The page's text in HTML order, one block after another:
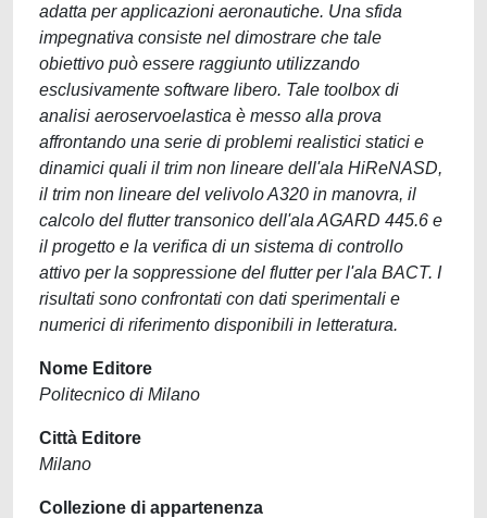
adatta per applicazioni aeronautiche. Una sfida
impegnativa consiste nel dimostrare che tale
obiettivo può essere raggiunto utilizzando
esclusivamente software libero. Tale toolbox di
analisi aeroservoelastica è messo alla prova
affrontando una serie di problemi realistici statici e
dinamici quali il trim non lineare dell'ala HiReNASD,
il trim non lineare del velivolo A320 in manovra, il
calcolo del flutter transonico dell'ala AGARD 445.6 e
il progetto e la verifica di un sistema di controllo
attivo per la soppressione del flutter per l'ala BACT. I
risultati sono confrontati con dati sperimentali e
numerici di riferimento disponibili in letteratura.
Nome Editore
Politecnico di Milano
Città Editore
Milano
Collezione di appartenenza